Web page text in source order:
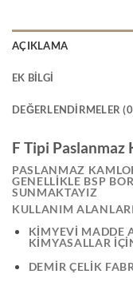
AÇIKLAMA
EK BILGI
DEĞERLENDIRMELER
F Tipi Paslanmaz
PASLANMAZ
GENELLİKLE BSP
SUNMAKTAYIZ
KULLANIM ALANLARI
KİMYEVİ MADDE
KİMYASALLAR
DEMİR ÇELİK